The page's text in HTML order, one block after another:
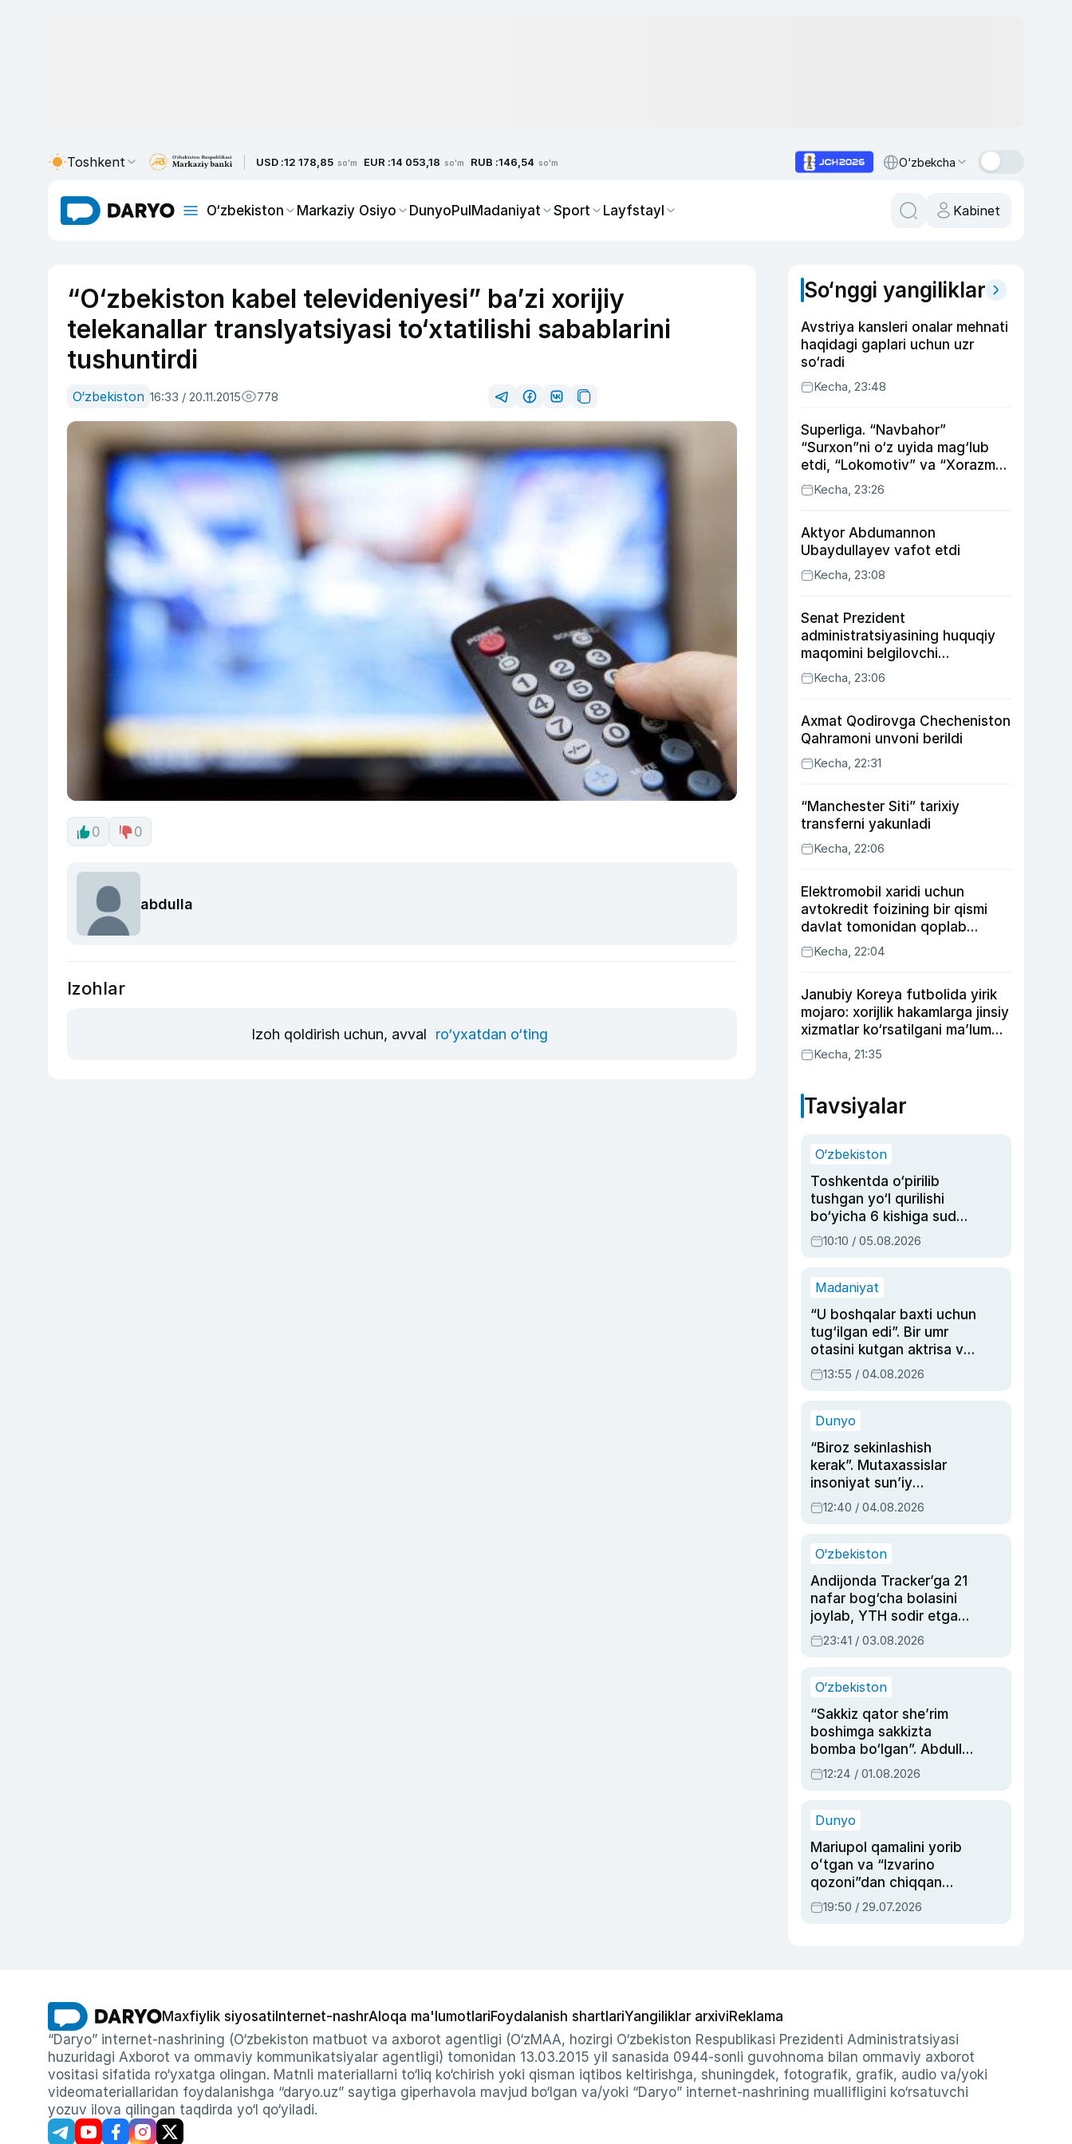
Toshkent USD :12 178,85 so'm EUR :14 053,18 so'm RUB :146,54 so'm O‘zbekcha
O‘zbekiston Markaziy Osiyo DunyoPulMadaniyat Sport Layfstayl Kabinet
“O‘zbekiston kabel televideniyesi” ba’zi xorijiy
telekanallar translyatsiyasi to‘xtatilishi sabablarini
tushuntirdi
O‘zbekiston 16:33 / 20.11.2015 778
0 0
abdulla
Izohlar
Izoh qoldirish uchun, avval ro‘yxatdan o‘ting
So‘nggi yangiliklar
Avstriya kansleri onalar mehnati
haqidagi gaplari uchun uzr
so‘radi
Kecha, 23:48
Superliga. “Navbahor”
“Surxon”ni o‘z uyida mag‘lub
etdi, “Lokomotiv” va “Xorazm”
uyda g‘alaba qozondi
Kecha, 23:26
Aktyor Abdu­mannon
Ubaydullayev vafot etdi
Kecha, 23:08
Senat Prezident
administratsiyasining huquqiy
maqomini belgilovchi
konstitutsiyaviy qonunni
ma’qulladi
Kecha, 23:06
Axmat Qodirovga Checheniston
Qahramoni unvoni berildi
Kecha, 22:31
“Manchester Siti” tarixiy
transferni yakunladi
Kecha, 22:06
Elektromobil xaridi uchun
avtokredit foizining bir qismi
davlat tomonidan qoplab
berilishi mumkin
Kecha, 22:04
Janubiy Koreya futbolida yirik
mojaro: xorijlik hakamlarga jinsiy
xizmatlar ko‘rsatilgani ma’lum
qilindi
Kecha, 21:35
Tavsiyalar
O‘zbekiston
Toshkentda o‘pirilib
tushgan yo‘l qurilishi
bo‘yicha 6 kishiga sud
hukmi o‘qildi
10:10 / 05.08.2026
Madaniyat
“U boshqalar baxti uchun
tug‘ilgan edi”. Bir umr
otasini kutgan aktrisa va
dublyaj ustasi Rimma
Ahmedovaning
13:55 / 04.08.2026
Dunyo
“Biroz sekinlashish
kerak”. Mutaxassislar
insoniyat sun’iy
intellektni boshqara
olmay qolishidan xavotir
12:40 / 04.08.2026
O‘zbekiston
Andijonda Tracker’ga 21
nafar bog‘cha bolasini
joylab, YTH sodir etgan
ayolga sud hukmi o‘qildi
23:41 / 03.08.2026
O‘zbekiston
“Sakkiz qator she’rim
boshimga sakkizta
bomba bo‘lgan”. Abdulla
Oripovni siyosiy
ayblovlardan asrab
12:24 / 01.08.2026
Dunyo
Mariupol qamalini yorib
oʻtgan va “Izvarino
qozoni”dan chiqqan
qahramon — Ukraina
armiyasi bosh
19:50 / 29.07.2026
Maxfiylik siyosati Internet-nashrAloqa ma'lumotlariFoydalanish shartlariYangiliklar arxiviReklama
“Daryo” internet-nashrining (O‘zbekiston matbuot va axborot agentligi (O‘zMAA, hozirgi O‘zbekiston Respublikasi Prezidenti Administratsiyasi
huzuridagi Axborot va ommaviy kommunikatsiyalar agentligi) tomonidan 13.03.2015 yil sanasida 0944-sonli guvohnoma bilan ommaviy axborot
vositasi sifatida ro‘yxatga olingan. Matnli materiallarni to‘liq ko‘chirish yoki qisman iqtibos keltirishga, shuningdek, fotografik, grafik, audio va/yoki
videomateriallaridan foydalanishga “daryo.uz” saytiga giperhavola mavjud bo‘lgan va/yoki “Daryo” internet-nashrining muallifligini ko‘rsatuvchi
yozuv ilova qilingan taqdirda yo‘l qo‘yiladi.